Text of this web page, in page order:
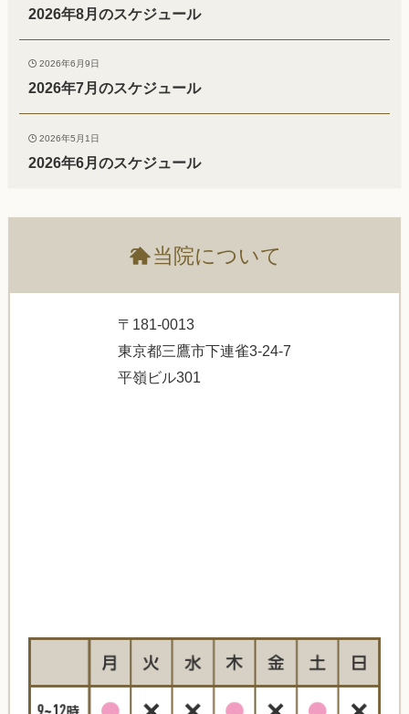
2026年8月のスケジュール
2026年6月9日
2026年7月のスケジュール
2026年5月1日
2026年6月のスケジュール
? 当院について
〒181-0013
東京都三鷹市下連雀3-24-7
平嶺ビル301